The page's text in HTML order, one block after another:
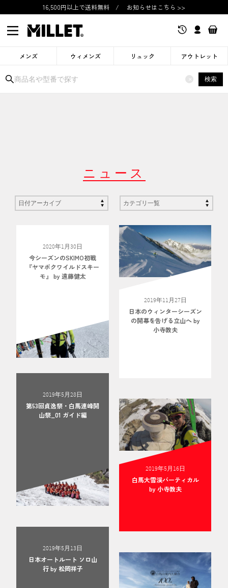
16,500円以上で送料無料 / お知らせはこちら >>
メンズ ウィメンズ リュック アウトレット
× 検索
ニュース
2020年1月30日
今シーズンのSKIMO初戦
『ヤマボクワイルドスキー
モ』 by 遠藤健太
2019年11月27日
日本のウィンターシーズン
の開幕を告げる立山へ by
小寺教夫
2019年5月28日
第53回貞逸祭・白馬連峰開
山祭_01 ガイド編
2019年5月16日
白馬大雪渓バーティカル
by 小寺教夫
2019年5月13日
日本オートルート ソロ山
行 by 松岡祥子